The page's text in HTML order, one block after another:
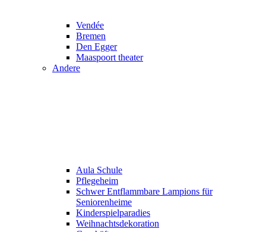
Vendée
Bremen
Den Egger
Maaspoort theater
Andere
Aula Schule
Pflegeheim
Schwer Entflammbare Lampions für
Seniorenheime
Kinderspielparadies
Weihnachtsdekoration